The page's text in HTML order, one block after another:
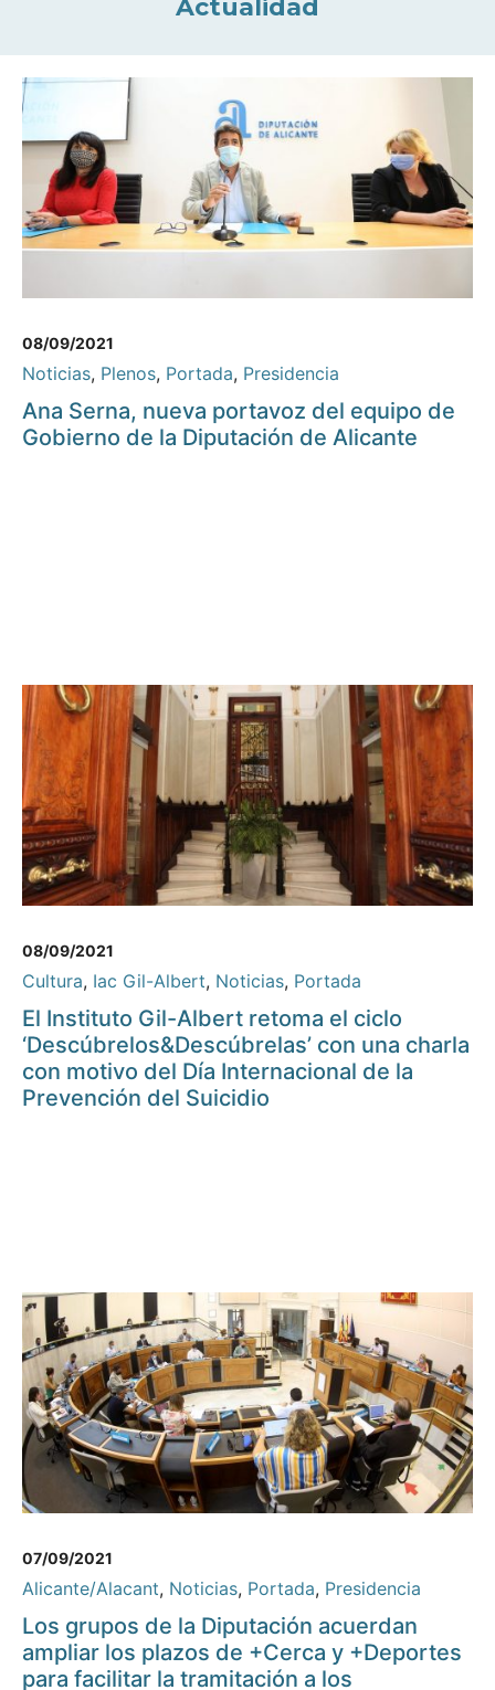
Actualidad
08/09/2021
Noticias, Plenos, Portada, Presidencia
Ana Serna, nueva portavoz del equipo de
Gobierno de la Diputación de Alicante
08/09/2021
Cultura, Iac Gil-Albert, Noticias, Portada
El Instituto Gil-Albert retoma el ciclo
‘Descúbrelos&Descúbrelas’ con una charla
con motivo del Día Internacional de la
Prevención del Suicidio
07/09/2021
Alicante/Alacant, Noticias, Portada, Presidencia
Los grupos de la Diputación acuerdan
ampliar los plazos de +Cerca y +Deportes
para facilitar la tramitación a los